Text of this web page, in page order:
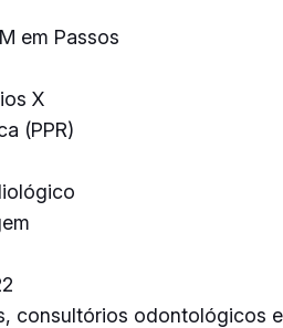
em Passos
X
(PPR)
consultórios odontológicos